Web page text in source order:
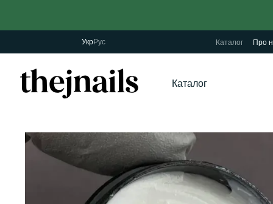
УкрРус Каталог Про
Каталог